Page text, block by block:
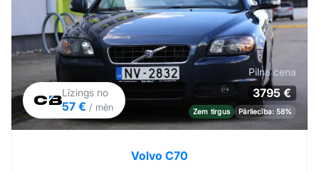
Līzings no
57 € / mēn
Pilna cena
3795 €
Zem tirgus Pārliecība: 58%
Volvo C70